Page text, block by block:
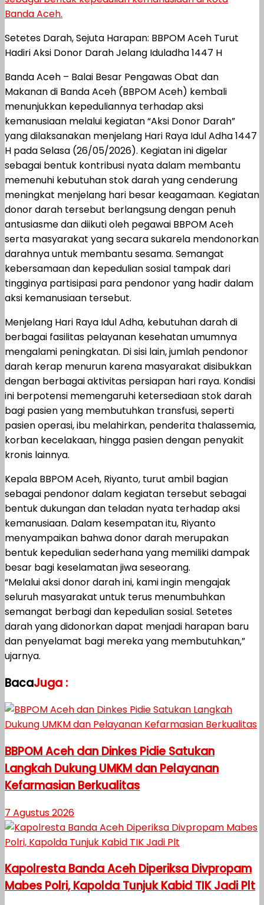
Banda Aceh.
Setetes Darah, Sejuta Harapan: BBPOM Aceh Turut
Hadiri Aksi Donor Darah Jelang Iduladha 1447 H
Banda Aceh – Balai Besar Pengawas Obat dan
Makanan di Banda Aceh (BBPOM Aceh) kembali
menunjukkan kepeduliannya terhadap aksi
kemanusiaan melalui kegiatan “Aksi Donor Darah”
yang dilaksanakan menjelang Hari Raya Idul Adha 1447
H pada Selasa (26/05/2026). Kegiatan ini digelar
sebagai bentuk kontribusi nyata dalam membantu
memenuhi kebutuhan stok darah yang cenderung
meningkat menjelang hari besar keagamaan. Kegiatan
donor darah tersebut berlangsung dengan penuh
antusiasme dan diikuti oleh pegawai BBPOM Aceh
serta masyarakat yang secara sukarela mendonorkan
darahnya untuk membantu sesama. Semangat
kebersamaan dan kepedulian sosial tampak dari
tingginya partisipasi para pendonor yang hadir dalam
aksi kemanusiaan tersebut.
Menjelang Hari Raya Idul Adha, kebutuhan darah di
berbagai fasilitas pelayanan kesehatan umumnya
mengalami peningkatan. Di sisi lain, jumlah pendonor
darah kerap menurun karena masyarakat disibukkan
dengan berbagai aktivitas persiapan hari raya. Kondisi
ini berpotensi memengaruhi ketersediaan stok darah
bagi pasien yang membutuhkan transfusi, seperti
pasien operasi, ibu melahirkan, penderita thalassemia,
korban kecelakaan, hingga pasien dengan penyakit
kronis lainnya.
Kepala BBPOM Aceh, Riyanto, turut ambil bagian
sebagai pendonor dalam kegiatan tersebut sebagai
bentuk dukungan dan teladan nyata terhadap aksi
kemanusiaan. Dalam kesempatan itu, Riyanto
menyampaikan bahwa donor darah merupakan
bentuk kepedulian sederhana yang memiliki dampak
besar bagi keselamatan jiwa seseorang.
“Melalui aksi donor darah ini, kami ingin mengajak
seluruh masyarakat untuk terus menumbuhkan
semangat berbagi dan kepedulian sosial. Setetes
darah yang didonorkan dapat menjadi harapan baru
dan penyelamat bagi mereka yang membutuhkan,”
ujarnya.
BacaJuga :
BBPOM Aceh dan Dinkes Pidie Satukan
Langkah Dukung UMKM dan Pelayanan
Kefarmasian Berkualitas
7 Agustus 2026
Kapolresta Banda Aceh Diperiksa Divpropam
Mabes Polri, Kapolda Tunjuk Kabid TIK Jadi Plt